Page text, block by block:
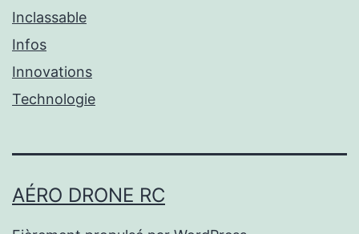
Inclassable
Infos
Innovations
Technologie
AÉRO DRONE RC